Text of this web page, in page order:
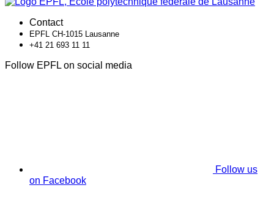
Contact
EPFL CH-1015 Lausanne
+41 21 693 11 11
Follow EPFL on social media
Follow us
on Facebook